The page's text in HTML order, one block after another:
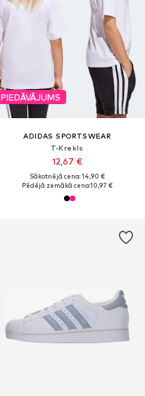
PIEDĀVĀJUMS
ADIDAS SPORTSWEAR
T-Krekls
12,67 €
Sākotnējā cena: 14,90 €
Pēdējā zemākā cena:10,97 €